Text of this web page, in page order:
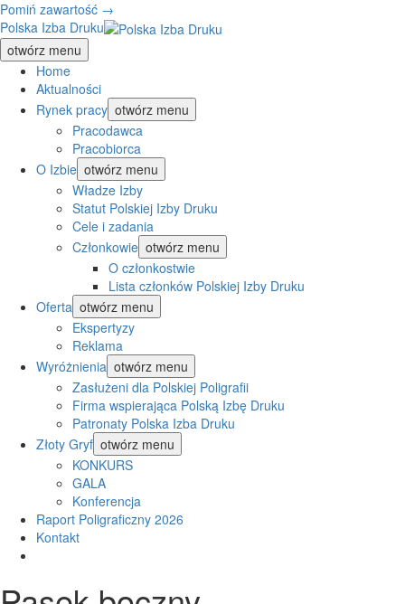
Pomiń zawartość →
Polska Izba Druku
otwórz menu
Home
Aktualności
Rynek pracy otwórz menu
Pracodawca
Pracobiorca
O Izbie otwórz menu
Władze Izby
Statut Polskiej Izby Druku
Cele i zadania
Członkowie otwórz menu
O członkostwie
Lista członków Polskiej Izby Druku
Oferta otwórz menu
Ekspertyzy
Reklama
Wyróżnienia otwórz menu
Zasłużeni dla Polskiej Poligrafii
Firma wspierająca Polską Izbę Druku
Patronaty Polska Izba Druku
Złoty Gryf otwórz menu
KONKURS
GALA
Konferencja
Raport Poligraficzny 2026
Kontakt